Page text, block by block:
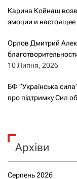
Карина Койнаш
эмоции и настоящее
Орлов Дмитрий
10 Липня, 2026
БФ “Українська
про підтримку Сил
Архіви
Серпень 2026